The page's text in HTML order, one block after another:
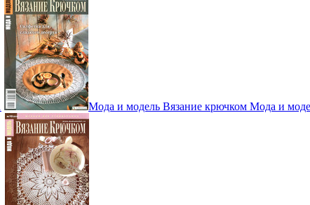
Мода и модель Вязание крючком Мода и